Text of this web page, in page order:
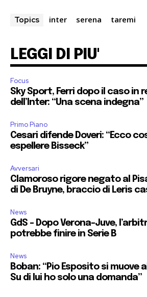
Topics inter serena taremi
LEGGI DI PIU'
Focus
Sky Sport, Ferri dopo il caso in
dell’Inter: “Una scena indegna”
Primo Piano
Cesari difende Doveri: “Ecco
espellere Bisseck”
Avversari
Clamoroso rigore negato al
di De Bruyne, braccio di Leris
News
GdS – Dopo Verona-Juve,
potrebbe finire in Serie B
News
Boban: “Pio Esposito si muove
Su di lui ho solo una domanda”